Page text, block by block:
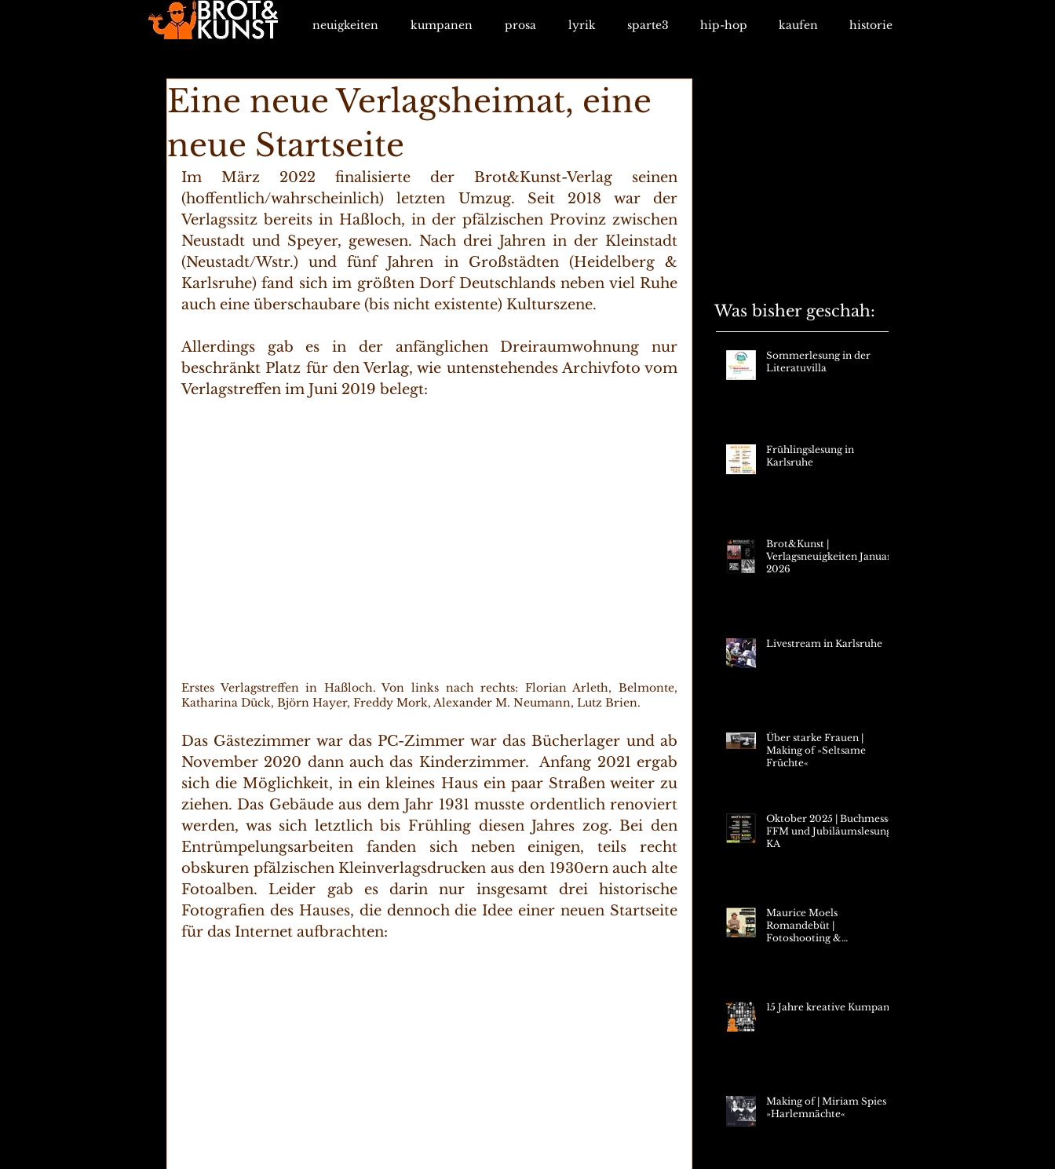
neuigkeiten kumpanen prosa lyrik sparte3 hip-hop kaufen historie
Eine neue Verlagsheimat, eine
neue Startseite
Im März 2022 finalisierte der Brot&Kunst-Verlag seinen
(hoffentlich/wahrscheinlich) letzten Umzug. Seit 2018 war der
Verlagssitz bereits in Haßloch, in der pfälzischen Provinz zwischen
Neustadt und Speyer, gewesen. Nach drei Jahren in der Kleinstadt
(Neustadt/Wstr.) und fünf Jahren in Großstädten (Heidelberg &
Karlsruhe) fand sich im größten Dorf Deutschlands neben viel Ruhe
auch eine überschaubare (bis nicht existente) Kulturszene.
Allerdings gab es in der anfänglichen Dreiraumwohnung nur
beschränkt Platz für den Verlag, wie untenstehendes Archivfoto vom
Verlagstreffen im Juni 2019 belegt:
Erstes Verlagstreffen in Haßloch. Von links nach rechts: Florian Arleth, Belmonte,
Katharina Dück, Björn Hayer, Freddy Mork, Alexander M. Neumann, Lutz Brien.
Das Gästezimmer war das PC-Zimmer war das Bücherlager und ab
November 2020 dann auch das Kinderzimmer.  Anfang 2021 ergab
sich die Möglichkeit, in ein kleines Haus ein paar Straßen weiter zu
ziehen. Das Gebäude aus dem Jahr 1931 musste ordentlich renoviert
werden, was sich letztlich bis Frühling diesen Jahres zog. Bei den
Entrümpelungsarbeiten fanden sich neben einigen, teils recht
obskuren pfälzischen Kleinverlagsdrucken aus den 1930ern auch alte
Fotoalben. Leider gab es darin nur insgesamt drei historische
Fotografien des Hauses, die dennoch die Idee einer neuen Startseite
für das Internet aufbrachten:
Was bisher geschah:
Sommerlesung in der
Literatuvilla
Frühlingslesung in
Karlsruhe
Brot&Kunst |
Verlagsneuigkeiten Januar
2026
Livestream in Karlsruhe
Über starke Frauen |
Making of »Seltsame
Früchte«
Oktober 2025 | Buchmesse
FFM und Jubiläumslesung
KA
Maurice Moels
Romandebüt |
Fotoshooting &
15 Jahre kreative Kumpanei
Making of | Miriam Spies
»Harlemnächte«